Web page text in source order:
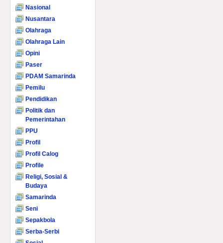
Nasional
Nusantara
Olahraga
Olahraga Lain
Opini
Paser
PDAM Samarinda
Pemilu
Pendidikan
Politik dan
Pemerintahan
PPU
Profil
Profil Calog
Profile
Religi, Sosial &
Budaya
Samarinda
Seni
Sepakbola
Serba-Serbi